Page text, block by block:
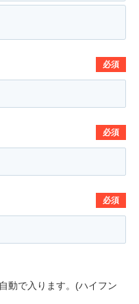
必須
必須
必須
動で入ります。(ハイフン